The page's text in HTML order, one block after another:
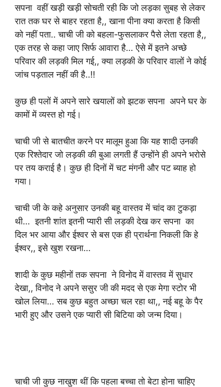
सपना वहीं खड़ी खड़ी सोचती रही कि जो लड़का सुबह से लेकर
रात तक घर से बाहर रहता है,, खाना पीना क्या करता है किसी
को नहीं पता.. चाची जी को बहला-फुसलाकर पैसे लेता रहता है,,
एक तरह से कहा जाए सिर्फ आवारा है… ऐसे में इतने अच्छे
परिवार की लड़की मिल गई,, क्या लड़की के परिवार वालों ने कोई
जांच पड़ताल नहीं की है..!!
कुछ ही पलों में अपने सारे खयालों को झटक सपना अपने घर के
कामों में व्यस्त हो गई।
चाची जी से बातचीत करने पर मालूम हुआ कि यह शादी उनकी
एक रिश्तेदार जो लड़की की बुआ लगती हैं उन्होंने ही अपने भरोसे
पर तय कराई है। कुछ ही दिनों में चट मंगनी और पट ब्याह हो
गया।
चाची जी के कहे अनुसार उनकी बहू वास्तव में चांद का टुकड़ा
थी… इतनी शांत इतनी प्यारी सी लड़की देख कर सपना का
दिल भर आया और ईश्वर से बस एक ही प्रार्थना निकली कि हे
ईश्वर,, इसे खुश रखना…
शादी के कुछ महीनों तक सपना ने विनोद में वास्तव में सुधार
देखा,, विनोद ने अपने ससुर जी की मदद से एक मेगा स्टोर भी
खोल लिया… सब कुछ बहुत अच्छा चल रहा था,, नई बहू के पैर
भारी हुए और उसने एक प्यारी सी बिटिया को जन्म दिया।
चाची जी कुछ नाखुश थीं कि पहला बच्चा तो बेटा होना चाहिए